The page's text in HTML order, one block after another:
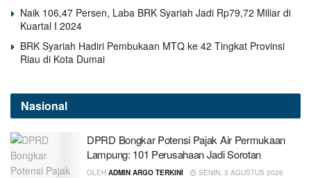
Naik 106,47 Persen, Laba BRK Syariah Jadi Rp79,72 Miliar di
Kuartal I 2024
BRK Syariah Hadiri Pembukaan MTQ ke 42 Tingkat Provinsi
Riau di Kota Dumai
Nasional
DPRD Bongkar Potensi Pajak Air Permukaan
Lampung: 101 Perusahaan Jadi Sorotan
OLEH ADMIN ARGO TERKINI
SENIN, 3 AGUSTUS 2026